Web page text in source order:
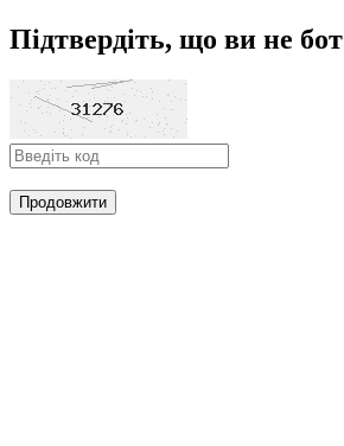
Підтвердіть, що ви не бот
Продовжити